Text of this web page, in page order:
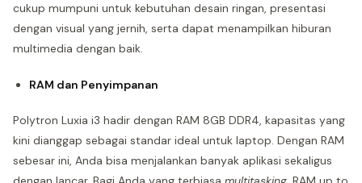
cukup mumpuni untuk kebutuhan desain ringan, presentasi
dengan visual yang jernih, serta dapat menampilkan hiburan
multimedia dengan baik.
RAM dan Penyimpanan
Polytron Luxia i3 hadir dengan RAM 8GB DDR4, kapasitas yang
kini dianggap sebagai standar ideal untuk laptop. Dengan RAM
sebesar ini, Anda bisa menjalankan banyak aplikasi sekaligus